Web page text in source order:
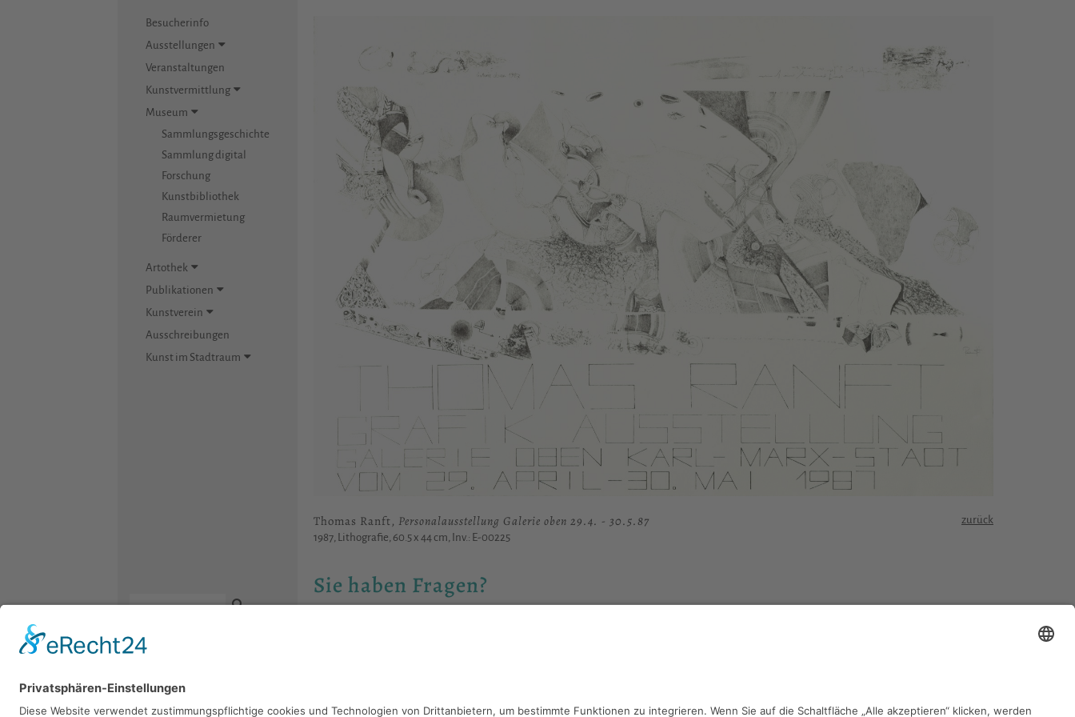
Besucherinfo
Ausstellungen
Veranstaltungen
Kunstvermittlung
Museum
Sammlungsgeschichte
Sammlung digital
Forschung
Kunstbibliothek
Raumvermietung
Förderer
Artothek
Publikationen
Kunstverein
Ausschreibungen
Kunst im Stadtraum
Kontakt
Newsletter
Impressum
Thomas Ranft, Personalausstellung Galerie oben 29.4. - 30.5.87
1987, Lithografie, 60.5 x 44 cm, Inv.: E-00225
zurück
Sie haben Fragen?